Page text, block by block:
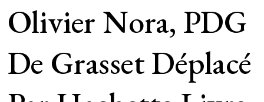
Olivier Nora, PDG
De Grasset Déplacé